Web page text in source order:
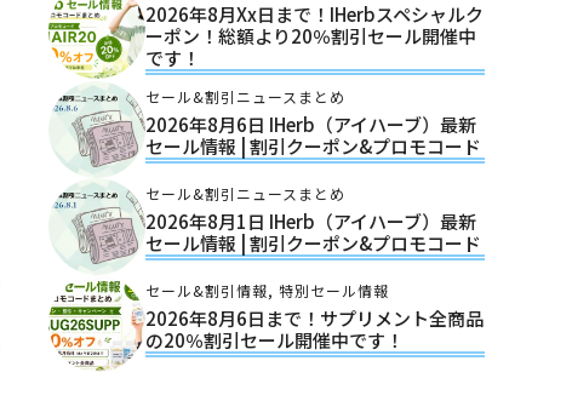
2026年8月xx日まで！iHerbスペシャルク
ーポン！総額より20％割引セール開催中
です！
セール&割引ニュースまとめ
2026年8月6日 IHerb（アイハーブ）最新
セール情報 | 割引クーポン&プロモコード
セール&割引ニュースまとめ
2026年8月1日 IHerb（アイハーブ）最新
セール情報 | 割引クーポン&プロモコード
セール&割引情報, 特別セール情報
2026年8月6日まで！サプリメント全商品
の20％割引セール開催中です！